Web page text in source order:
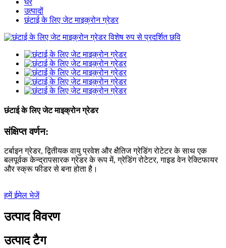
घर
उत्पादों
छंटाई के लिए जेट माइक्रोन ग्रेडर
छंटाई के लिए जेट माइक्रोन ग्रेडर
संक्षिप्त वर्णन:
टर्बाइन ग्रेडर, द्वितीयक वायु प्रवेश और क्षैतिज ग्रेडिंग रोटेटर के साथ एक
बलपूर्वक केन्द्रापसारक ग्रेडर के रूप में, ग्रेडिंग रोटेटर, गाइड वेन रेक्टिफायर
और स्क्रू फीडर से बना होता है।
हमें ईमेल भेजें
उत्पाद विवरण
उत्पाद टैग